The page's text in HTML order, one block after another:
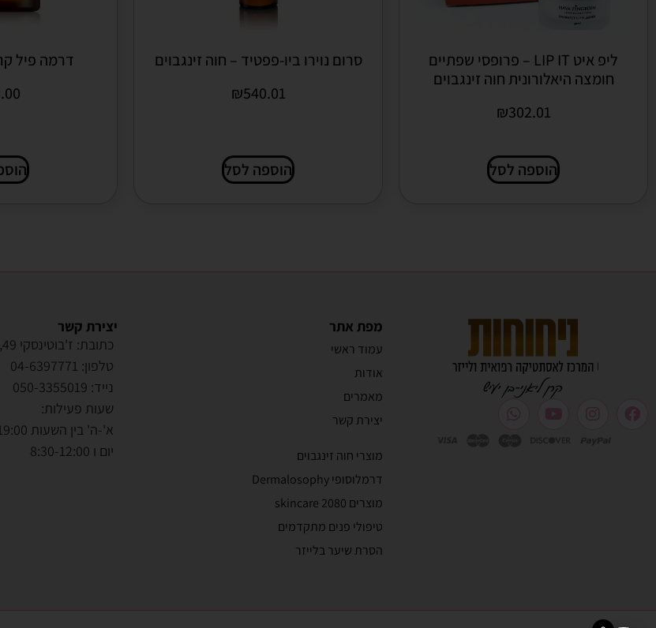
ליפ איט LIP IT – פרופסי שפתיים
חומצה היאלורונית חוה זינגבוים
₪302.01
הוספה לסל
סרום נוירו ביו-פפטיד – חוה זינגבוים
₪540.01
הוספה לסל
דרמה פיל
יצירת קשר
כתובת: ז'בוטינסקי 49, זכרון יעקב
טלפון: 04-6397771
נייד: 050-3355019
שעות פעילות:
א'-ה' בין השעות 8:30-19:00
יום ו 8:30-12:00
מפת אתר
עמוד ראשי
אודות
מאמרים
יצירת קשר
מוצרי חוה זינגבוים
דרמלוסופי Dermalosophy
מוצרים 2080 skincare
טיפולי פנים מתקדמים
הסרת שיער בלייזר